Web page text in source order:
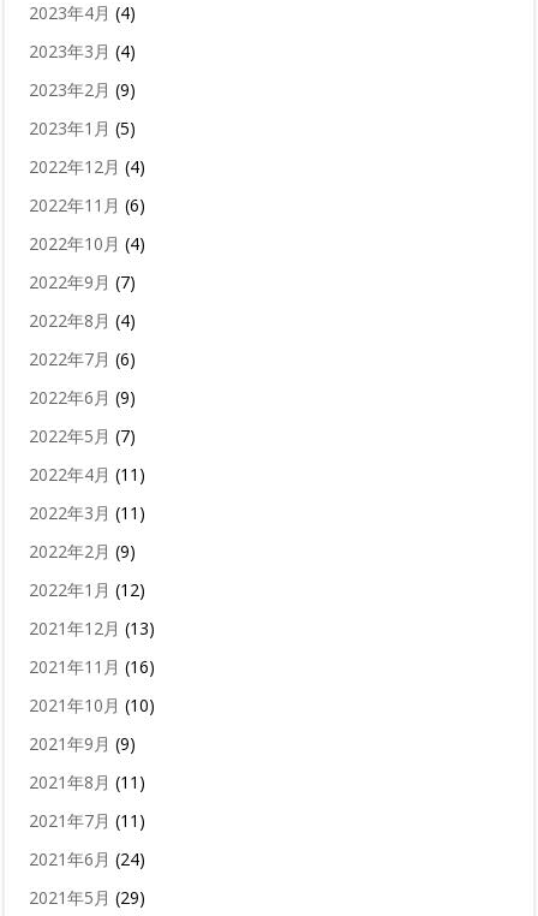
2023年4月 (4)
2023年3月 (4)
2023年2月 (9)
2023年1月 (5)
2022年12月 (4)
2022年11月 (6)
2022年10月 (4)
2022年9月 (7)
2022年8月 (4)
2022年7月 (6)
2022年6月 (9)
2022年5月 (7)
2022年4月 (11)
2022年3月 (11)
2022年2月 (9)
2022年1月 (12)
2021年12月 (13)
2021年11月 (16)
2021年10月 (10)
2021年9月 (9)
2021年8月 (11)
2021年7月 (11)
2021年6月 (24)
2021年5月 (29)